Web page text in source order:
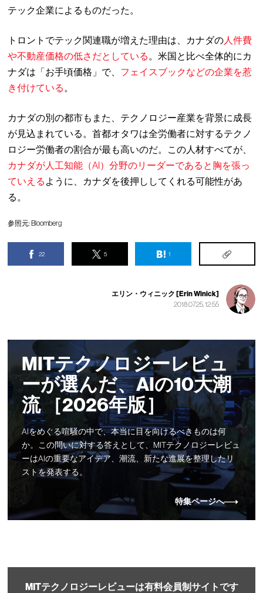
テック企業によるものだった。
トロントでテック関連職が増えた理由は、カナダの人件費
や不動産価格の低さだとしている 。米国と比べ全体的にカ
ナダは「お手頃価格」で、 フェイスブックなどの企業を惹
き付けている 。
カナダの別の都市もまた、テクノロジー産業を背景に成長
が見込まれている。首都オタワは全労働者に対するテクノ
ロジー労働者の割合が最も高いのだ。この人材すべてが、
カナダが人工知能（AI）分野のリーダーであると胸を張っ
ていえる ように、カナダを後押ししてくれる可能性があ
る。
参照元: Bloomberg
22 5 1
エリン・ウィニック [Erin Winick]
2018.07.25, 12:55
MITテクノロジーレビュ
ーが選んだ、AIの10大潮
流 ［2026年版］
AIをめぐる喧騒の中で、本当に目を向けるべきものは何
か。この問いに対する答えとして、MITテクノロジーレビュ
ーはAIの重要なアイデア、潮流、新たな進展を整理したリ
ストを発表する。
特集ページへ
MITテクノロジーレビューは有料会員制サイトです